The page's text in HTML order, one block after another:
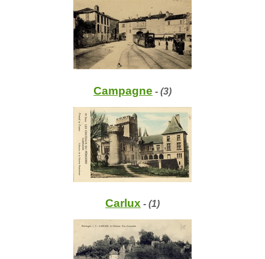
Campagne - (3)
Carlux - (1)